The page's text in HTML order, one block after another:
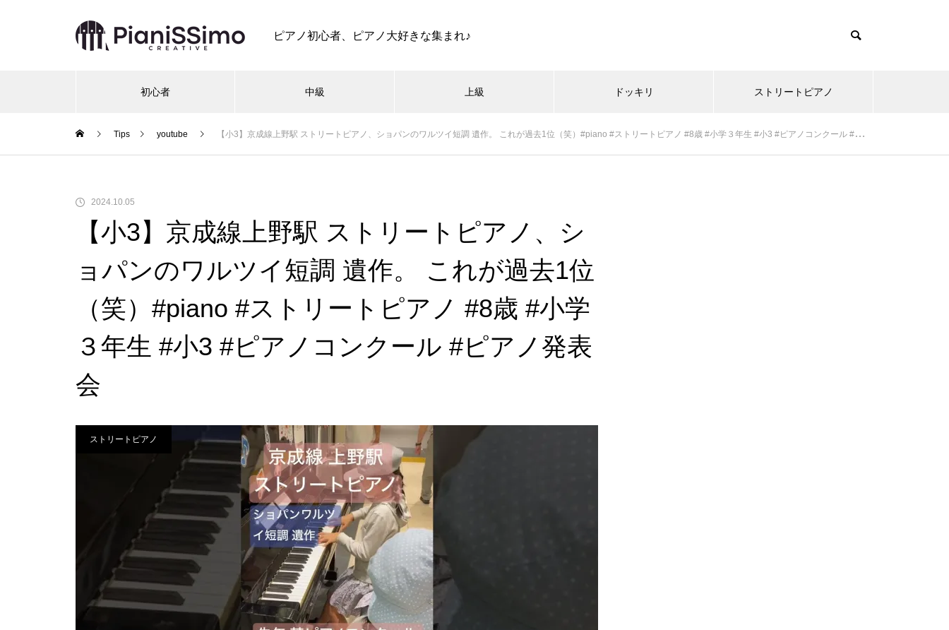
ピアノ初心者、ピアノ大好きな集まれ♪
初心者 中級 上級 ドッキリ ストリートピアノ
Tips youtube 【小3】京成線上野駅 ストリートピアノ、ショパンのワルツイ短調 遺作。 これが過去1位（笑）#piano #ストリートピアノ #8歳 #小学３年生 #小3 #ピアノコンクール #ピアノ発表会
2024.10.05
【小3】京成線上野駅 ストリートピアノ、シ
ョパンのワルツイ短調 遺作。 これが過去1位
（笑）#piano #ストリートピアノ #8歳 #小学
３年生 #小3 #ピアノコンクール #ピアノ発表
会
ストリートピアノ